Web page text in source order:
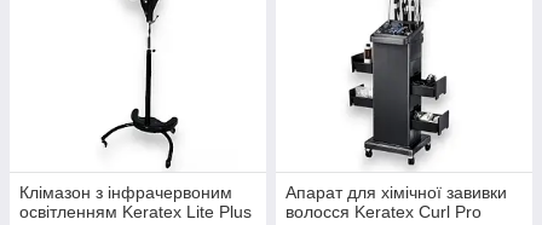
Клімазон з інфрачервоним
освітленням Keratex Lite Plus
Апарат для хімічної завивки
волосся Keratex Curl Pro